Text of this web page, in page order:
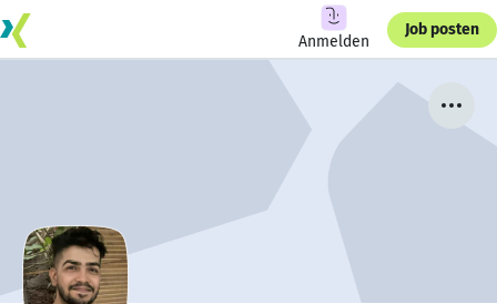
Anmelden
Job posten